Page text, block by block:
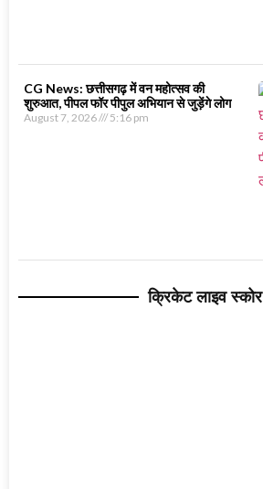
CG News: छत्तीसगढ़ में वन महोत्सव की
शुरुआत, पीपल फॉर पीपुल अभियान से जुड़ेंगे लोग
August 7, 2026 5:16 pm
क्रिकेट लाइव स्कोर